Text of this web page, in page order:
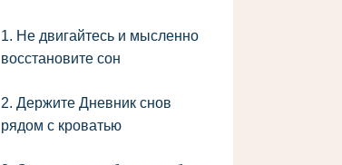
1. Не двигайтесь и мысленно
восстановите сон
2. Держите Дневник снов
рядом с кроватью